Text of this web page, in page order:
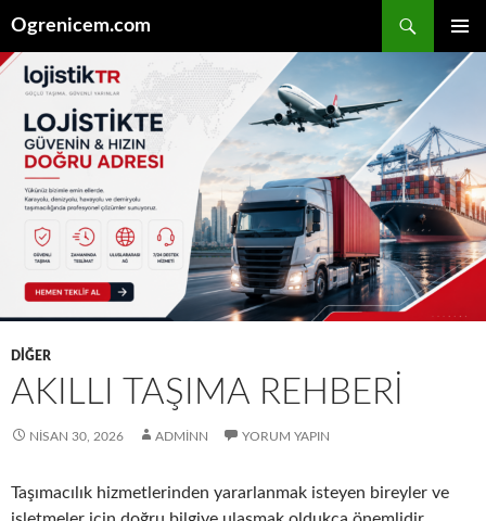
Ogrenicem.com
MENÜ
DIĞER
AKILLI TAŞIMA REHBERI
NISAN 30, 2026 ADMINN YORUM YAPIN
Taşımacılık hizmetlerinden yararlanmak isteyen bireyler ve